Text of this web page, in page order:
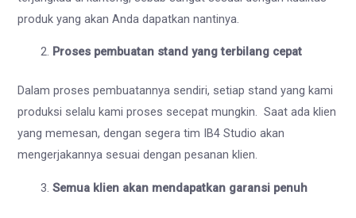
produk yang akan Anda dapatkan nantinya.
Proses pembuatan stand yang terbilang cepat
Dalam proses pembuatannya sendiri, setiap stand yang kami
produksi selalu kami proses secepat mungkin. Saat ada klien
yang memesan, dengan segera tim IB4 Studio akan
mengerjakannya sesuai dengan pesanan klien.
Semua klien akan mendapatkan garansi penuh